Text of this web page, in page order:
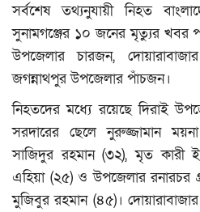
প্রযুক্তি
জাষ্ট হেল্প চ্যারিটি
স্বাস্থ্য
খেলাধুলা
বিনোদন
সর্বশেষ তথ্যনুযায়ী নিহত
সুনামগঞ্জের ১০ জনের মৃত্যুর খবর
উপজেলার চারজন,
জগন্নাথপুর উপজেলার পাঁচজন।
নিহতদের মধ্যে রয়েছে দিরাই
সরদারের ছেলে নুরুজ্জামান
সাজিদুর রহমান (৩২), মৃত কারী
এহিয়া (২৫) ও উপজেলার রনারচর
মুজিবুর রহমান (৪৫)।